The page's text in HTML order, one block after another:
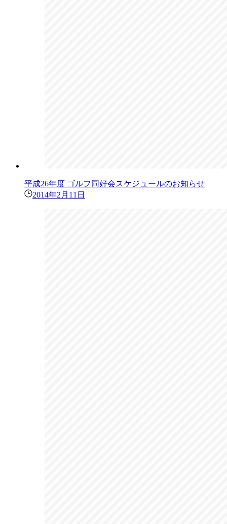
平成26年度 ゴルフ同好会スケジュールのお知らせ
2014年2月11日